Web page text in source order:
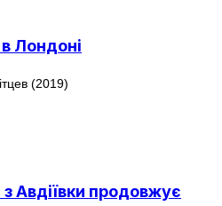
Лондоні
Авдіївки продовжує